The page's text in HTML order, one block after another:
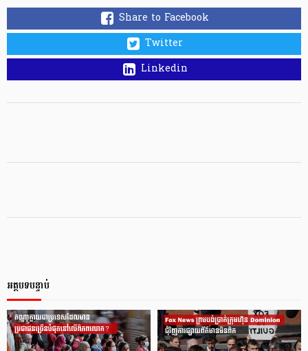
Share to Facebook
Twitter
Linkedin
អត្ថបទបន្ទាប់